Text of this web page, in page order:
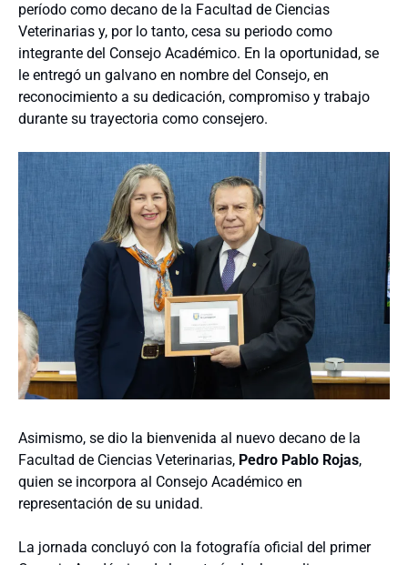
período como decano de la Facultad de Ciencias
Veterinarias y, por lo tanto, cesa su periodo como
integrante del Consejo Académico. En la oportunidad, se
le entregó un galvano en nombre del Consejo, en
reconocimiento a su dedicación, compromiso y trabajo
durante su trayectoria como consejero.
Asimismo, se dio la bienvenida al nuevo decano de la
Facultad de Ciencias Veterinarias, Pedro Pablo Rojas,
quien se incorpora al Consejo Académico en
representación de su unidad.
La jornada concluyó con la fotografía oficial del primer